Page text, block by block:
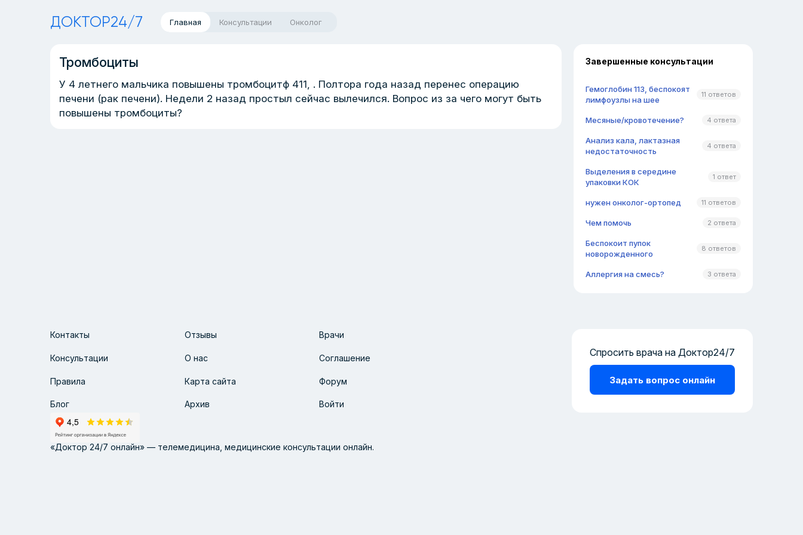
ДОКТОР24/7 Главная Консультации Онколог
Тромбоциты
У 4 летнего мальчика повышены тромбоцитф 411, . Полтора года назад перенес операцию
печени (рак печени). Недели 2 назад простыл сейчас вылечился. Вопрос из за чего могут быть
повышены тромбоциты?
Завершенные консультации
Гемоглобин 113, беспокоят
лимфоузлы на шее
11 ответов
Месяные/кровотечение? 4 ответа
Анализ кала, лактазная
недостаточность
4 ответа
Выделения в середине
упаковки КОК
1 ответ
нужен онколог-ортопед 11 ответов
Чем помочь 2 ответа
Беспокоит пупок
новорожденного
8 ответов
Аллергия на смесь? 3 ответа
Контакты Отзывы Врачи
Консультации О нас Соглашение
Правила Карта сайта Форум
Блог Архив Войти
Спросить врача на Доктор24/7
Задать вопрос онлайн
«Доктор 24/7 онлайн» — телемедицина, медицинские консультации онлайн.